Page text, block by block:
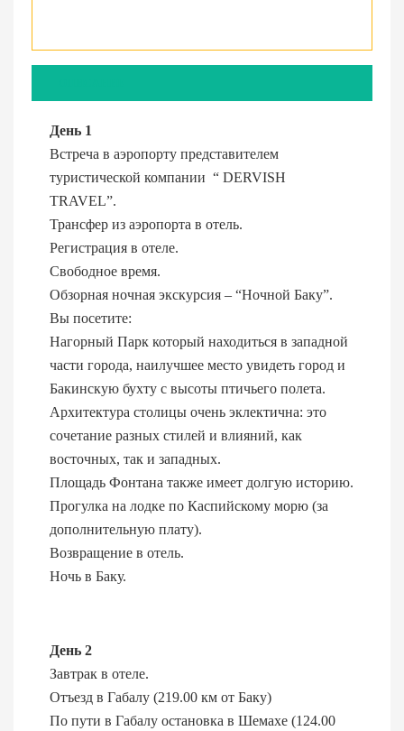
День 1
Встреча в аэропорту представителем
туристической компании “ DERVISH
TRAVEL”.
Трансфер из аэропорта в отель.
Регистрация в отеле.
Свободное время.
Обзорная ночная экскурсия – “Ночной Баку”.
Вы посетите:
Нагорный Парк который находиться в западной
части города, наилучшее место увидеть город и
Бакинскую бухту с высоты птичьего полета.
Архитектура столицы очень эклектичнa: это
сочетание разных стилей и влияний, как
восточных, так и западных.
Площадь Фонтана также имеет долгую историю.
Прогулка на лодке по Каспийскому морю (за
дополнительную плату).
Возвращение в отель.
Ночь в Баку.
День 2
Завтрак в отеле.
Отъезд в Габалу (219.00 км от Баку)
По пути в Габалу остановка в Шемахе (124.00